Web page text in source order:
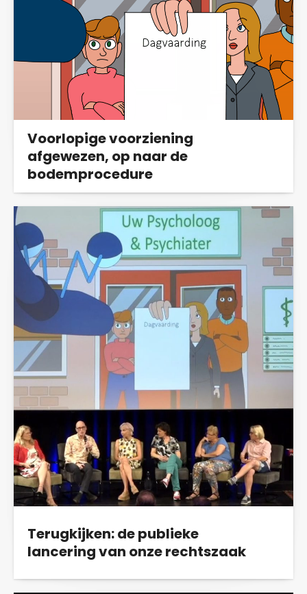
Voorlopige voorziening
afgewezen, op naar de
bodemprocedure
aanlevering van HONOS-lijsten stop te zetten...
Terugkijken: de publieke
lancering van onze rechtszaak
Op 5 september 2023 lanceerde Vertrouwen